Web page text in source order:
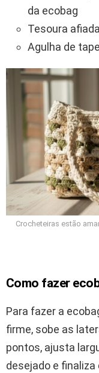
da ecobag
Tesoura
Agulha de
Crocheteiras estão
Como fazer
Para fazer a
firme, sobe as
pontos, ajusta
desejado e